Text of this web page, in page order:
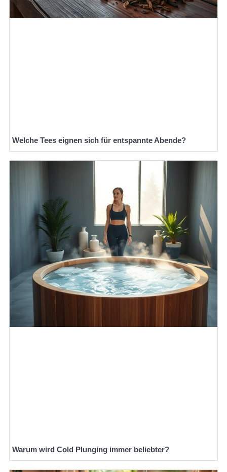
Welche Tees eignen sich für entspannte Abende?
Warum wird Cold Plunging immer beliebter?